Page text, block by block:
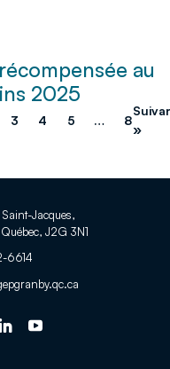
au
2025
3 4 5 … 8
»
Jacques,
J2G 3N1
6614
Suivez-
Ce
Suivez-
Ce